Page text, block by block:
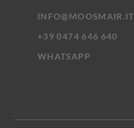
INFO@MOOSMAIR.IT
+39 0474 646 640
WHATSAPP